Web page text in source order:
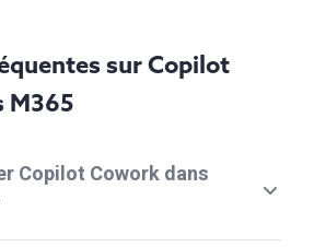
sur Copilot
M365
Copilot Cowork dans